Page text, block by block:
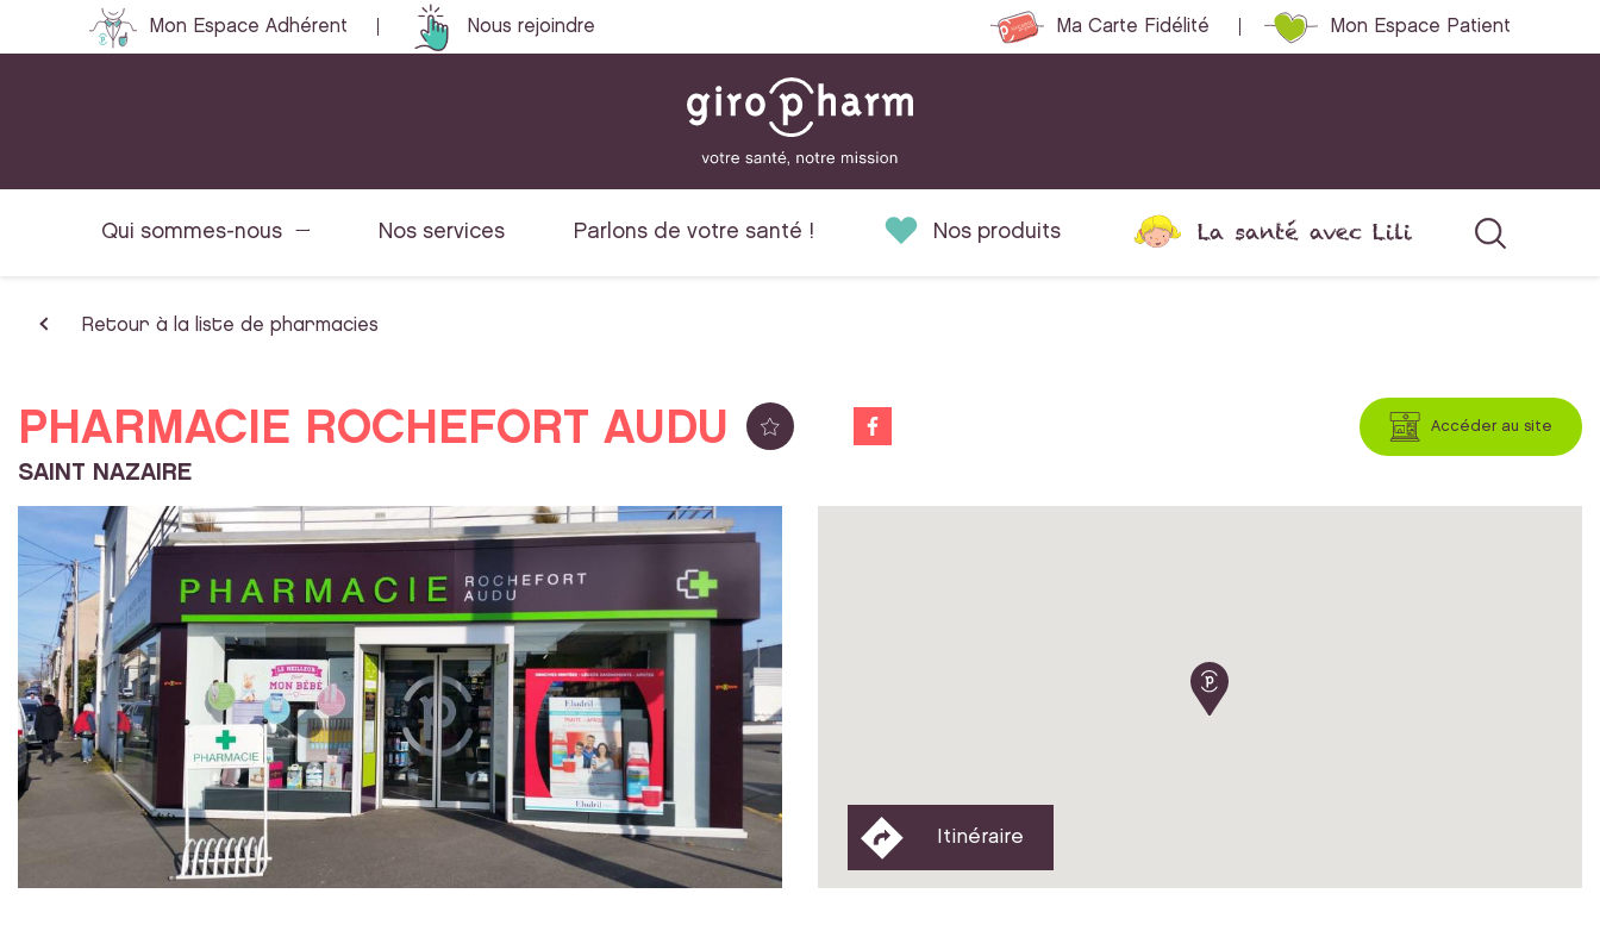
Mon Espace Adhérent Nous rejoindre Ma Carte Fidélité Mon Espace Patient
Qui sommes-nous Nos services Parlons de votre santé ! Nos produits La santé avec Lili
Retour à la liste de pharmacies
PHARMACIE ROCHEFORT AUDU
SAINT NAZAIRE
Accéder au site
Itinéraire